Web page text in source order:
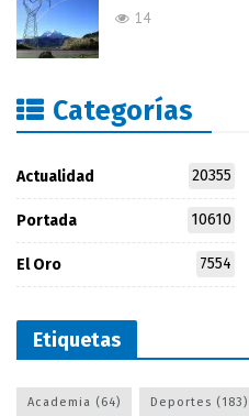
14
Categorías
Actualidad 20355
Portada 10610
El Oro 7554
Etiquetas
Academia (64) Deportes (183)